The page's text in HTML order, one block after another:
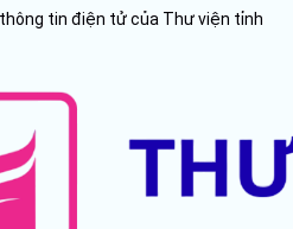
tin điện tử của Thư viện tỉnh